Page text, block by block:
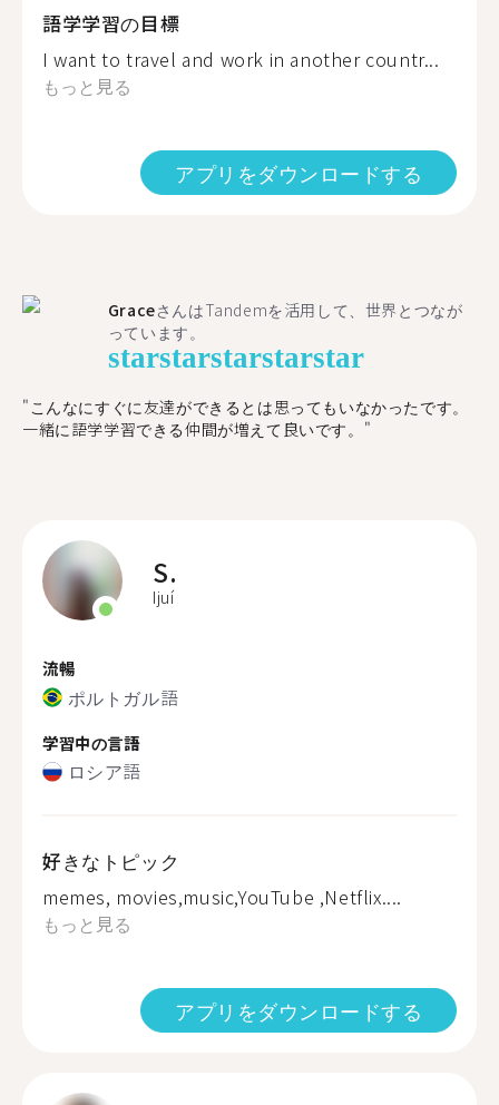
語学学習の目標
I want to travel and work in another countr...
もっと見る
アプリをダウンロードする
GraceさんはTandemを活用して、世界とつなが
っています。
starstarstarstarstar
"こんなにすぐに友達ができるとは思ってもいなかったです。
一緒に語学学習できる仲間が増えて良いです。"
S.
Ijuí
流暢
ポルトガル語
学習中の言語
ロシア語
好きなトピック
memes, movies,music,YouTube ,Netflix....
もっと見る
アプリをダウンロードする